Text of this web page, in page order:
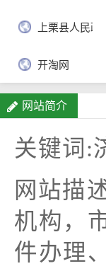
上栗县人民政
开淘网
网站简介
关键词:
网站描
机构，
件办理